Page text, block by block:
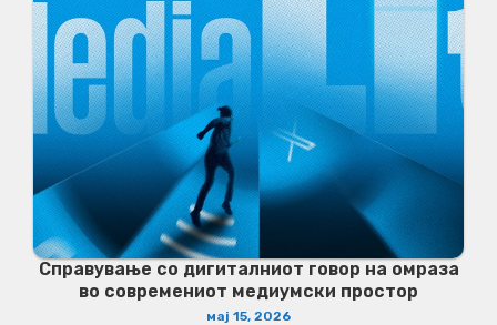
Справување со дигиталниот говор на омраза
во современиот медиумски простор
мај 15, 2026